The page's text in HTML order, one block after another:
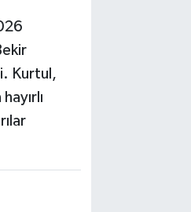
Kurtul,